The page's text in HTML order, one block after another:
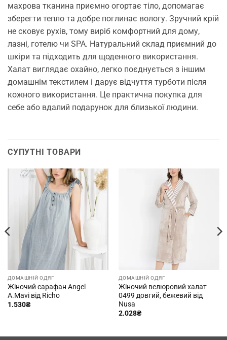
махрова тканина приємно огортає тіло, допомагає
зберегти тепло та добре поглинає вологу. Зручний крій
не сковує рухів, тому виріб комфортний для дому,
лазні, готелю чи SPA. Натуральний склад приємний до
шкіри та підходить для щоденного використання.
Халат виглядає охайно, легко поєднується з іншим
домашнім текстилем і дарує відчуття турботи після
кожного використання. Це практична покупка для
себе або вдалий подарунок для близької людини.
СУПУТНІ ТОВАРИ
ДОМАШНІЙ ОДЯГ
Жіночий сарафан Angel
A.Mavi від Richo
1.530₴
ДОМАШНІЙ ОДЯГ
Жіночий велюровий халат
0499 довгий, бежевий від
Nusa
2.028₴